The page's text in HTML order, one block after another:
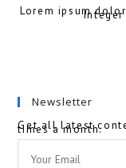
Lorem ipsum
Newsletter
Get all latest
times a month.